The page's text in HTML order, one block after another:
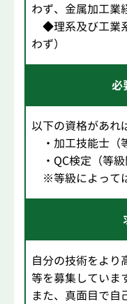
わず、金属加工業
◆理系及び工業
わず）
必
以下の資格があれ
・加工技能士（
・QC検定（等級
※等級によって
自分の技術をより
等を募集していま
また、真面目で自